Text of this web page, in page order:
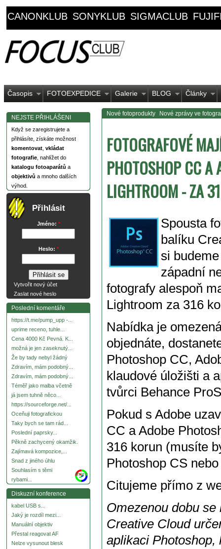
CANONKLUB SONYKLUB SIGMACLUB
Časopis FOTOEXPEDICE Galerie BLOG Články
NEJSTE PŘIHLÁŠENI
Když se zaregistrujete a
přihlásíte, získáte možnost
komentovat vkládat
fotografie , nahlížet do
katalogu fotoaparátů a
objektivů a mnoho dalších
výhod.
Přihlásit
Jméno: *
Heslo: *
Vytvořit nový účet
Zaslat nové heslo
Poslední komentáře
https://t.me/pump_upp -...
uprime receno, tuhle...
Cena 4000 Kč Pevná. K...
možná je jen zaseknutý...
Že by tady nebyl žádný
Zdravím, mám podobný...
Zdravím, mám podobný...
Téměř jako malba včetně
já jsem tuhně něco...
https://sourceforge.net/...
Oceňuji fotografickou
Taky bych se tam rád...
Poslední paprsky...
Pěkně zachycený okamžik.
Zajímavá kompozice,...
Snad z jiného úhlu
Souhlasím s těmi
rybami...
more
Diskuzní konference
kabel USB s...
Jaký je rozdíl mezi...
Manuální objektiv
Přestal reagovat AF
Nelze vysunout blesk
Nové fotoprodukty Nové zprávy ve
FOTOGRAFOVÉ
PHOTOSHOP CC A
LIGHTROOM - ZA
Spousta
balíku
si
západní
fotografy alespoň
Lightroom za 316
Nabídka je
objednáte,
Photoshop CC,
klaudové úložišti a
tvůrci Behance
Pokud s Adobe
CC a Adobe
316 korun (musíte
Photoshop CS
Citujeme přímo z
Omezenou dobu
Creative Cloud
aplikaci